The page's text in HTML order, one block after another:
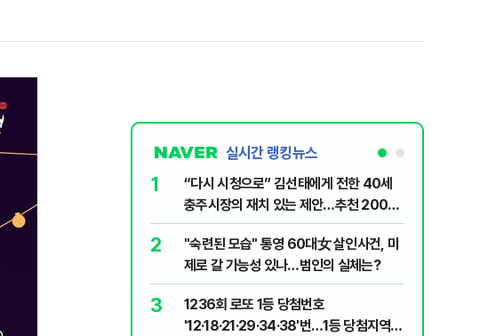
실시간 랭킹뉴스
1
“다시 시청으로” 김선태에게 전한 40세
충주시장의 재치 있는 제안…추천 2000
개
2
"숙련된 모습" 통영 60대女 살인사건, 미
제로 갈 가능성 있나…범인의 실체는?
3
1236회 로또 1등 당첨번호
'12·18·21·29·34·38'번…1등 당첨지역